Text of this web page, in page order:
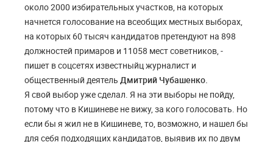
около 2000 избирательных участков, на которых
начнется голосование на всеобщих местных выборах,
на которых 60 тысяч кандидатов претендуют на 898
должностей примаров и 11058 мест советников, -
пишет в соцсетях известныйц журналист и
общественный деятель Дмитрий Чубашенко.
Я свой выбор уже сделал. Я на эти выборы не пойду,
потому что в Кишиневе не вижу, за кого голосовать. Но
если бы я жил не в Кишиневе, то, возможно, и нашел бы
для себя подходящих кандидатов, выявив их по двум